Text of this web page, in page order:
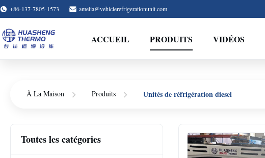
+86-137-7805-1573 amelia@vehiclerefrigerationunit.com
ACCUEIL PRODUITS VIDÉOS
À La Maison Produits Unités de réfrigération diesel
Toutes les catégories